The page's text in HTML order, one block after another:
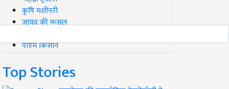
कृषि मशीनरी
जायद की फसल
पीएम किसान
Top Stories